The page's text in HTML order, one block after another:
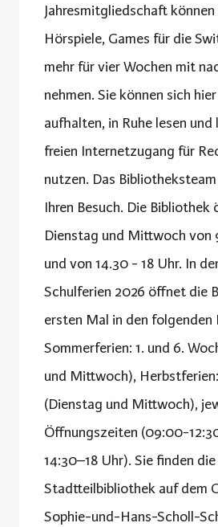
Jahresmitgliedschaft können
Hörspiele, Games für die
mehr für vier Wochen mit
nehmen. Sie können sich
aufhalten, in Ruhe lesen und
freien Internetzugang für
nutzen. Das
Ihren Besuch. Die Bibliothek
Dienstag und Mittwoch von
und von 14.30 - 18 Uhr. In
Schulferien 2026 öffnet die
ersten Mal in den folgenden
Sommerferien: 1. und 6.
und Mittwoch),
(Dienstag und Mittwoch),
Öffnungszeiten (09:00-
14:30–18 Uhr). Sie finden die
Stadtteilbibliothek auf dem
Sophie-und-Hans-Scholl-